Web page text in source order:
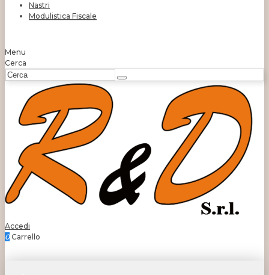
Nastri
Modulistica Fiscale
Menu
Cerca
Accedi
0 Carrello